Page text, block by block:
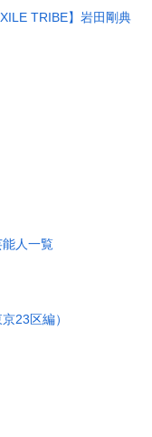
TRIBE】岩田剛典
能人一覧
23区編）